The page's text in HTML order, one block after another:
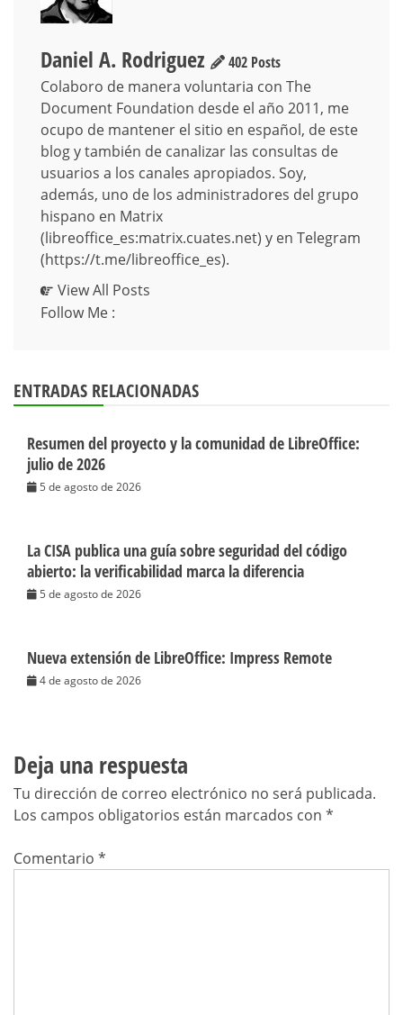
Daniel A. Rodriguez
402 Posts
Colaboro de manera voluntaria con The
Document Foundation desde el año 2011, me
ocupo de mantener el sitio en español, de este
blog y también de canalizar las consultas de
usuarios a los canales apropiados. Soy,
además, uno de los administradores del grupo
hispano en Matrix
(libreoffice_es:matrix.cuates.net) y en Telegram
(https://t.me/libreoffice_es).
View All Posts
Follow Me :
ENTRADAS RELACIONADAS
Resumen del proyecto y la comunidad de LibreOffice:
julio de 2026
5 de agosto de 2026
La CISA publica una guía sobre seguridad del código
abierto: la verificabilidad marca la diferencia
5 de agosto de 2026
Nueva extensión de LibreOffice: Impress Remote
4 de agosto de 2026
Deja una respuesta
Tu dirección de correo electrónico no será publicada.
Los campos obligatorios están marcados con *
Comentario *